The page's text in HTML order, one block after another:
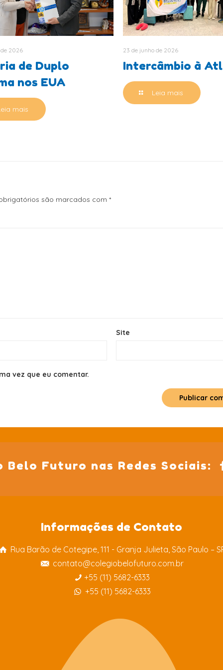
2026
de Duplo
nos EUA
mais
23 de junho de 2026
Intercâmbio à
Leia mais
são marcados com*
Site
vez que eu comentar.
Belo Futuro nas Redes Sociais:
Informações de Contato
Rua Barão de Cotegipe, 111 - Granja Julieta, São Paulo –
contato@colegiobelofuturo.com.br
+55 (11) 5682-6333
+55 (11) 5682-6333